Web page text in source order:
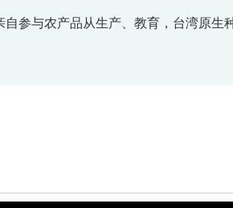
参与农产品从生产、教育，台湾原生